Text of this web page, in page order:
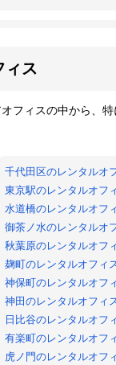
ィス
フィスの中から、
千代田区のレンタルオ
東京駅のレンタルオフ
水道橋のレンタルオフ
御茶ノ水のレンタルオ
秋葉原のレンタルオフ
麹町のレンタルオフィ
神保町のレンタルオフ
神田のレンタルオフィ
日比谷のレンタルオフ
有楽町のレンタルオフ
虎ノ門のレンタルオフ